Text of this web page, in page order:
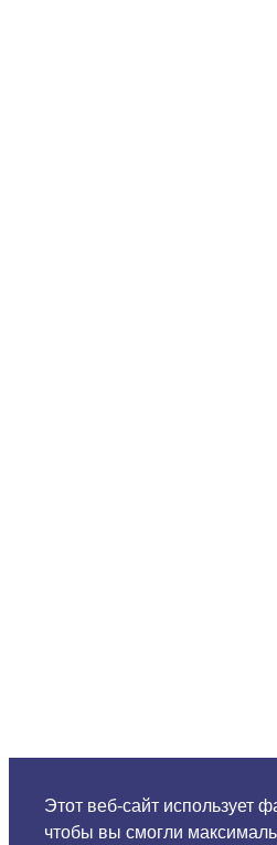
Этот веб-сайт использует
чтобы вы смогли